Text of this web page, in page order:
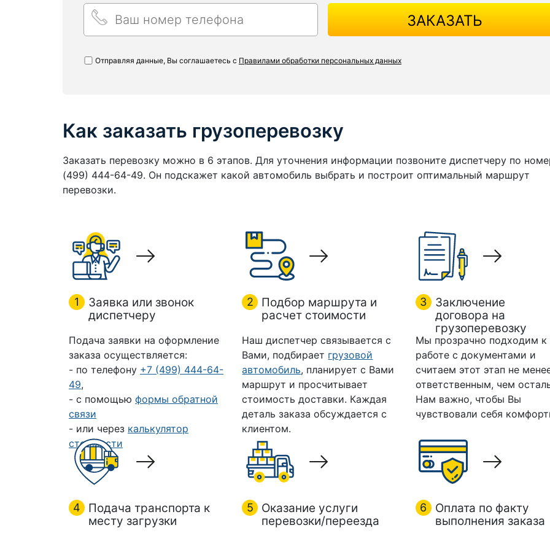
Ваш номер телефона
Ваш номер ЗАКАЗАТЬ
Отправляя данные, Вы соглашаетесь с Правилами обработки персональных данных
Как заказать грузоперевозку
Заказать перевозку можно в 6 этапов. Для уточнения информации позвоните диспетчеру по
(499) 444-64-49. Он подскажет какой автомобиль выбрать и построит оптимальный маршрут
перевозки.
1
Заявка или звонок
диспетчеру
Подача заявки на оформление
заказа осуществляется:
- по телефону +7 (499) 444-64-
49,
- с помощью формы обратной
связи
- или через калькулятор
стоимости
2
Подбор маршрута и
расчет стоимости
Наш диспетчер связывается с
Вами, подбирает грузовой
автомобиль, планирует с Вами
маршрут и просчитывает
стоимость доставки. Каждая
деталь заказа обсуждается с
клиентом.
3
Заключение
договора на
грузоперевозку
Мы прозрачно подходим к
работе с документами и
считаем этот этап не
ответственным, чем
Нам важно, чтобы Вы
чувствовали себя
4
Подача транспорта к
месту загрузки
5
Оказание услуги
перевозки/переезда
6
Оплата по факту
выполнения заказа